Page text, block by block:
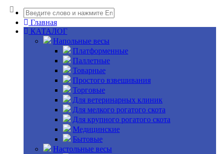
Главная
КАТАЛОГ
Напольные весы
Платформенные
Паллетные
Товарные
Простого взвешивания
Торговые
Для ветеринарных клиник
Для мелкого рогатого скота
Для крупного рогатого скота
Медицинские
Бытовые
Настольные весы